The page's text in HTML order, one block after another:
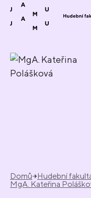
Přeskočit na
Domů Hudební
MgA. Kateřina